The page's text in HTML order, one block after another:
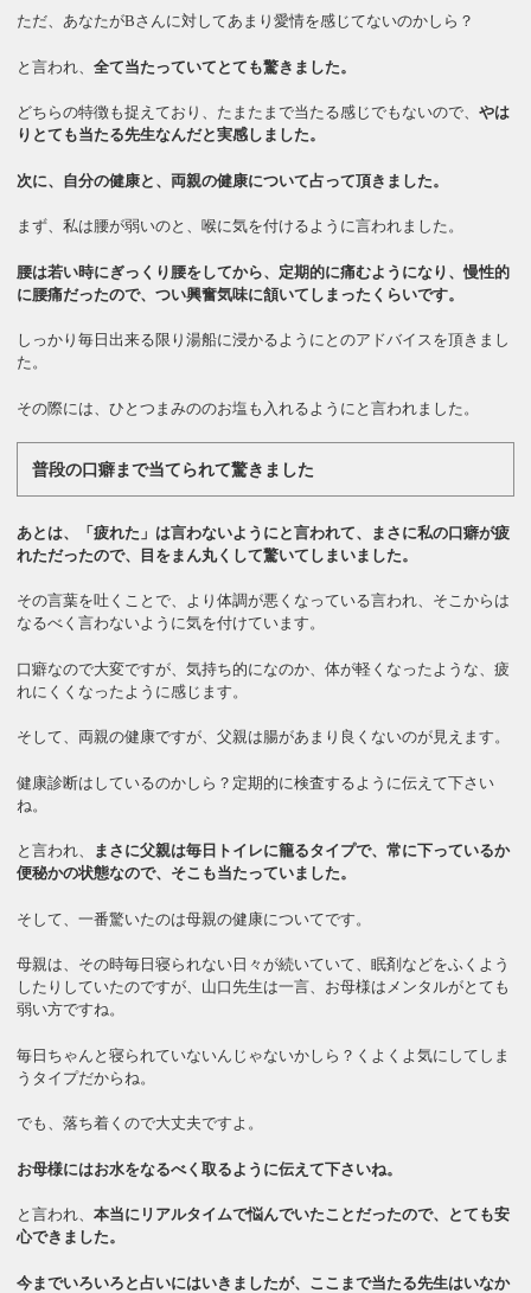
ただ、あなたがBさんに対してあまり愛情を感じてないのかしら？
と言われ、全て当たっていてとても驚きました。
どちらの特徴も捉えており、たまたまで当たる感じでもないので、やは
りとても当たる先生なんだと実感しました。
次に、自分の健康と、両親の健康について占って頂きました。
まず、私は腰が弱いのと、喉に気を付けるように言われました。
腰は若い時にぎっくり腰をしてから、定期的に痛むようになり、慢性的
に腰痛だったので、つい興奮気味に頷いてしまったくらいです。
しっかり毎日出来る限り湯船に浸かるようにとのアドバイスを頂きまし
た。
その際には、ひとつまみののお塩も入れるようにと言われました。
普段の口癖まで当てられて驚きました
あとは、「疲れた」は言わないようにと言われて、まさに私の口癖が疲
れただったので、目をまん丸くして驚いてしまいました。
その言葉を吐くことで、より体調が悪くなっている言われ、そこからは
なるべく言わないように気を付けています。
口癖なので大変ですが、気持ち的になのか、体が軽くなったような、疲
れにくくなったように感じます。
そして、両親の健康ですが、父親は腸があまり良くないのが見えます。
健康診断はしているのかしら？定期的に検査するように伝えて下さい
ね。
と言われ、
まさに父親は毎日トイレに籠るタイプで、常に下っているか
便秘かの状態なので、そこも当たっていました。
そして、一番驚いたのは母親の健康についてです。
母親は、その時毎日寝られない日々が続いていて、眠剤などをふくよう
したりしていたのですが、山口先生は一言、お母様はメンタルがとても
弱い方ですね。
毎日ちゃんと寝られていないんじゃないかしら？くよくよ気にしてしま
うタイプだからね。
でも、落ち着くので大丈夫ですよ。
お母様にはお水をなるべく取るように伝えて下さいね。
と言われ、本当にリアルタイムで悩んでいたことだったので、とても安
心できました。
今までいろいろと占いにはいきましたが、ここまで当たる先生はいなか